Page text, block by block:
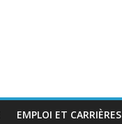
EMPLOI ET CARRIÈRES